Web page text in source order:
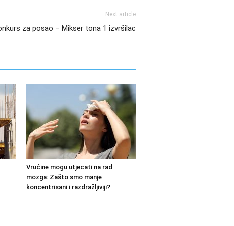
Next article
za posao – Mikser tona 1 izvršilac
Vrućine mogu utjecati na rad
mozga: Zašto smo manje
koncentrisani i razdražljiviji?